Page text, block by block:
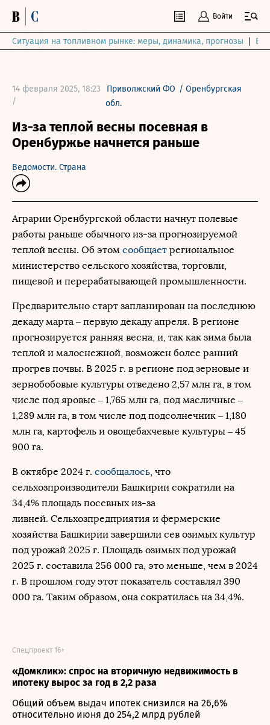
Войти
Ситуация на топливном рынке: меры, динамика, прогнозы
14 февраля 2025, 18:23
/
Приволжский ФО /Оренбургская
обл.
Из-за теплой весны посевная в
Оренбуржье начнется раньше
Ведомости. Страна
Аграрии Оренбургской области начнут полевые
работы раньше обычного из-за прогнозируемой
теплой весны. Об этом сообщает региональное
министерство сельского хозяйства, торговли,
пищевой и перерабатывающей промышленности.
Предварительно старт запланирован на последнюю
декаду марта – первую декаду апреля. В регионе
прогнозируется ранняя весна, и, так как зима была
теплой и малоснежной, возможен более ранний
прогрев почвы. В 2025 г. в регионе под зерновые и
зернобобовые культуры отведено 2,57 млн га, в том
числе под яровые – 1,765 млн га, под масличные –
1,289 млн га, в том числе под подсолнечник – 1,180
млн га, картофель и овощебахчевые культуры – 45
900 га.
В октябре 2024 г. сообщалось, что
сельхозпроизводители Башкирии сократили на
34,4% площадь посевных из-за
ливней. Сельхозпредприятия и фермерские
хозяйства Башкирии завершили сев озимых культур
под урожай 2025 г. Площадь озимых под урожай
2025 г. составила 256 000 га, это меньше, чем в 2024
г. В прошлом году этот показатель составлял 390
000 га. Таким образом, она сократилась на 34,4%.
«Домклик»: спрос на вторичную недвижимость в
ипотеку вырос за год в 2,2 раза
Спецпроект 16+
Общий объем выдач ипотек снизился на 26,6%
относительно июня до 254,2 млрд рублей